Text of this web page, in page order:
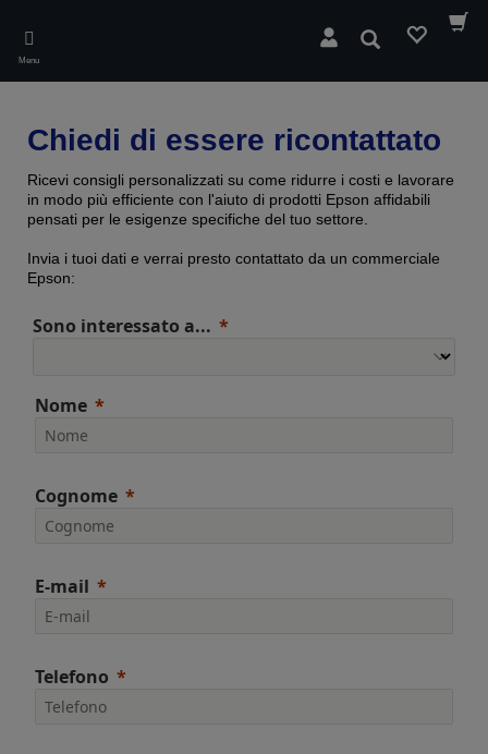
main
content
Menu
Cerca
Chiedi di essere ricontattato
Ricevi consigli personalizzati su come ridurre i costi e lavorare
in modo più efficiente con l'aiuto di prodotti Epson affidabili
pensati per le esigenze specifiche del tuo settore.
Invia i tuoi dati e verrai presto contattato da un commerciale
Epson:
Sono interessato a...
Nome
Cognome
E-mail
Telefono